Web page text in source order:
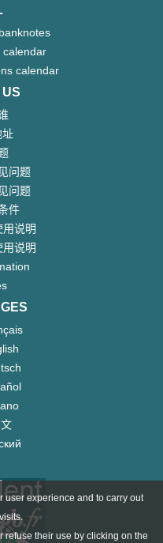
calendar
calendar
址
问题
问题
件
用说明
用说明
user experience and to carry out
refuse their use by clicking on the